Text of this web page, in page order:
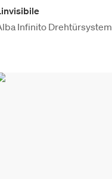
Infinito Drehtürsystem